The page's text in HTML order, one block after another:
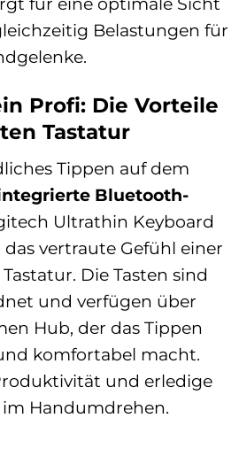
Belastungen für
Profi: Die Vorteile
Tastatur
Tippen auf dem
Bluetooth-
Ultrathin Keyboard
vertraute Gefühl einer
Die Tasten sind
und verfügen über
Hub, der das Tippen
komfortabel macht.
und erledige
Handumdrehen.